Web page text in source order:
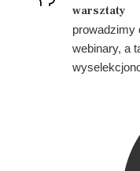
warsztaty
prowadzimy
webinary, a